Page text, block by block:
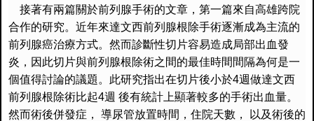
接著有兩篇關於前列腺手術的文章， 第一篇來自高雄跨院
合作的研究。 近年來達文西前列腺根除手術逐漸成為主流的
前列腺癌治療方式。 然而診斷性切片容易造成局部出血發
炎， 因此切片與前列腺根除術之間的最佳時間間隔為何是一
個值得討論的議題。此研究指出在切片後小於4週做達文西
前列腺根除術比起4週 後有統計上顯著較多的手術出血量。
然而術後併發症， 導尿管放置時間，住院天數，
以及術後的